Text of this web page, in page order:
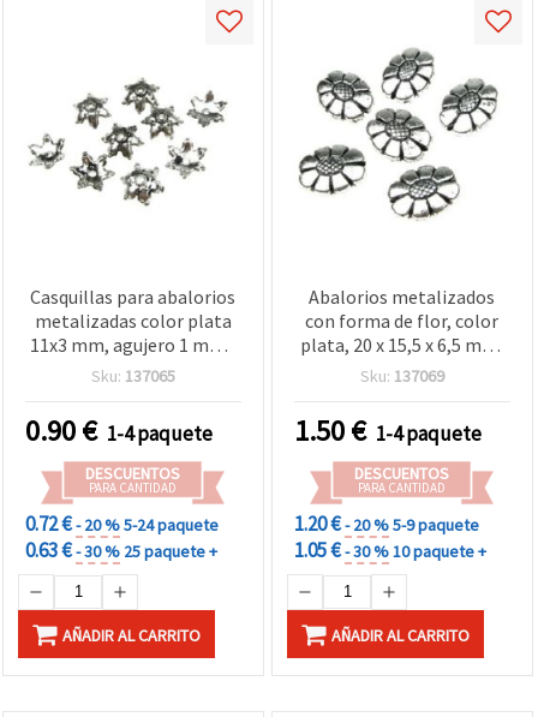
Casquillas para abalorios
metalizadas color plata
11x3 mm, agujero 1 mm -
20 g (aprox. 260 uds)
Sku: 137065
0.90€ 1-4 paquete
DESCUENTOS
PARA CANTIDAD
0.72 €- 20 %5-24 paquete
0.63 €- 30 % 25 paquete +
AÑADIR AL CARRITO
Abalorios metalizados
con forma de flor, color
plata, 20 x 15,5 x 6,5 mm,
agujero: 2 mm - 50 g (~38
Sku: 137069
1.50€ 1-4 paquete
DESCUENTOS
PARA CANTIDAD
1.20 €- 20 %5-9 paquete
1.05 €- 30 %10 paquete +
AÑADIR AL CARRITO